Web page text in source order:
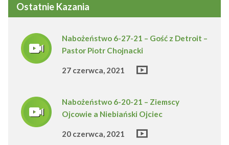
Ostatnie Kazania
Nabożeństwo 6-27-21 – Gość z Detroit –
Pastor Piotr Chojnacki
27 czerwca, 2021
Nabożeństwo 6-20-21 – Ziemscy
Ojcowie a Niebiański Ojciec
20 czerwca, 2021